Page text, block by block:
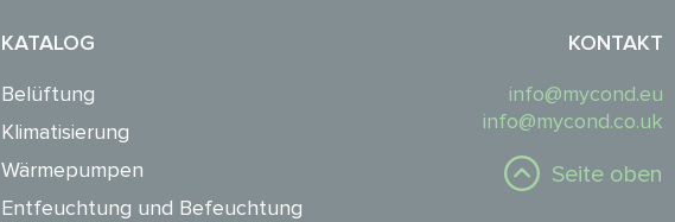
KATALOG
Belüftung
Klimatisierung
Wärmepumpen
Entfeuchtung und Befeuchtung
KONTAKT
info@mycond.eu
info@mycond.co.uk
Seite oben